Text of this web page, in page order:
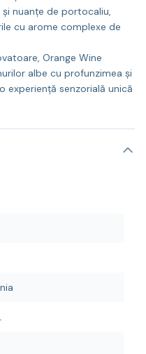
nuanțe de portocaliu,
cu arome complexe de
Orange Wine
albe cu profunzimea și
experiență senzorială unică